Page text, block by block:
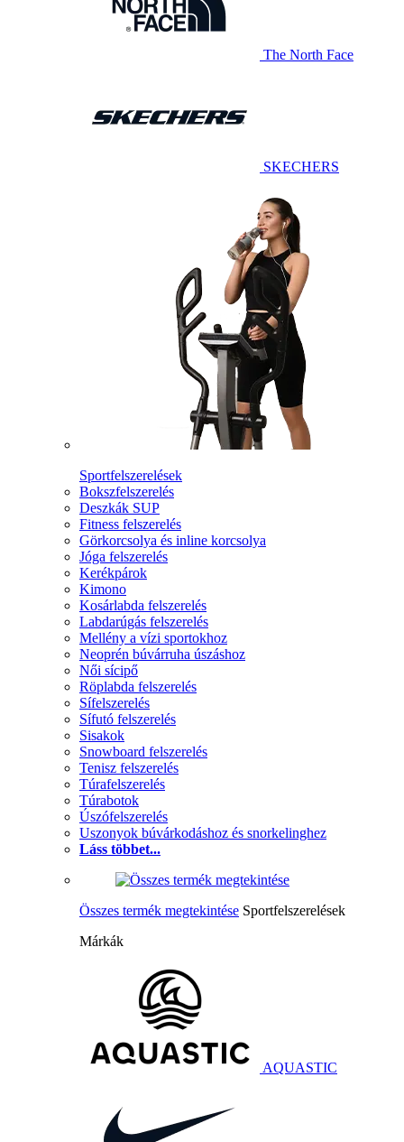
The North Face
SKECHERS
Sportfelszerelések
Bokszfelszerelés
Deszkák SUP
Fitness felszerelés
Görkorcsolya és inline korcsolya
Jóga felszerelés
Kerékpárok
Kimono
Kosárlabda felszerelés
Labdarúgás felszerelés
Mellény a vízi sportokhoz
Neoprén búvárruha úszáshoz
Női sícipő
Röplabda felszerelés
Sífelszerelés
Sífutó felszerelés
Sisakok
Snowboard felszerelés
Tenisz felszerelés
Túrafelszerelés
Túrabotok
Úszófelszerelés
Uszonyok búvárkodáshoz és snorkelinghez
Láss többet...
Összes termék megtekintése Sportfelszerelések
Márkák
AQUASTIC